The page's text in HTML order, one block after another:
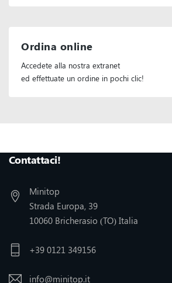
Ordina online
Accedete alla nostra extranet
ed effettuate un ordine in pochi clic!
Contattaci!
Minitop
Strada Europa, 39
10060 Bricherasio (TO) Italia
+39 0121 349156
info@minitop.it